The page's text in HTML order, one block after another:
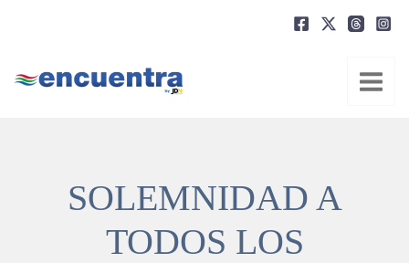
SOLEMNIDAD A
TODOS LOS